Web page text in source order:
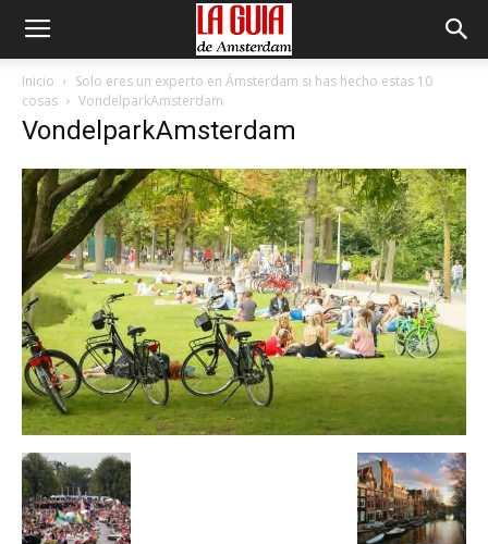
Inicio
Solo eres un experto en Ámsterdam si has hecho estas 10
cosas
VondelparkAmsterdam
VondelparkAmsterdam